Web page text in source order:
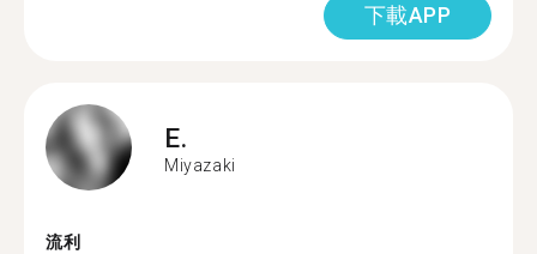
下載APP
E.
Miyazaki
流利